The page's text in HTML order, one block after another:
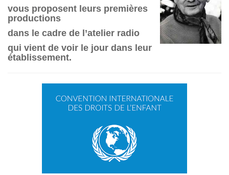
vous proposent leurs premières
productions
dans le cadre de l’atelier radio
qui vient de voir le jour dans leur
établissement.